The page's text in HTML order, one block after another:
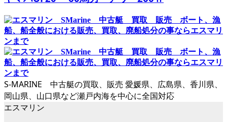
S-MARINE 中古艇の買取、販売 愛媛県、広島県、香川県、
岡山県、山口県など瀬戸内海を中心に全国対応
エスマリン